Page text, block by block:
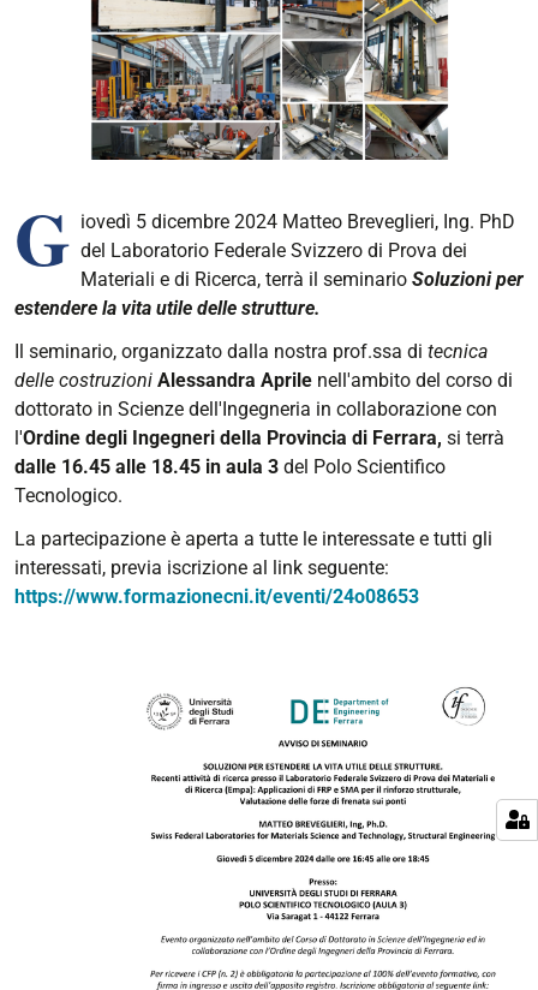
G iovedì 5 dicembre 2024 Matteo Breveglieri, Ing. PhD
del Laboratorio Federale Svizzero di Prova dei
Materiali e di Ricerca, terrà il seminario Soluzioni per
estendere la vita utile delle strutture.
Il seminario, organizzato dalla nostra prof.ssa di tecnica
delle costruzioni Alessandra Aprile nell'ambito del corso di
dottorato in Scienze dell'Ingegneria in collaborazione con
l'Ordine degli Ingegneri della Provincia di Ferrara, si terrà
dalle 16.45 alle 18.45 in aula 3 del Polo Scientifico
Tecnologico.
La partecipazione è aperta a tutte le interessate e tutti gli
interessati, previa iscrizione al link seguente:
https://www.formazionecni.it/eventi/24o08653